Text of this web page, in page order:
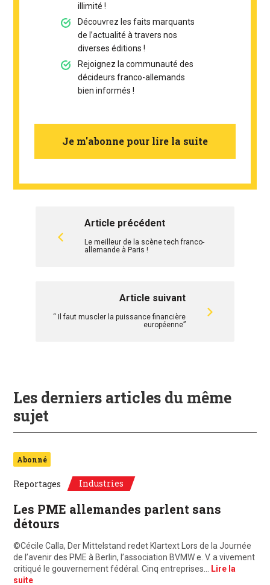
illimité !
Découvrez les faits marquants
de l’actualité à travers nos
diverses éditions !
Rejoignez la communauté des
décideurs franco-allemands
bien informés !
Je m'abonne pour lire la suite
Article précédent
Le meilleur de la scène tech franco-
allemande à Paris !
Article suivant
“ Il faut muscler la puissance financière
européenne”
Les derniers articles du même
sujet
Abonné
Reportages Industries
Les PME allemandes parlent sans
détours
©Cécile Calla, Der Mittelstand redet Klartext Lors de la Journée
de l’avenir des PME à Berlin, l’association BVMW e. V. a vivement
critiqué le gouvernement fédéral. Cinq entreprises…
Lire la
suite